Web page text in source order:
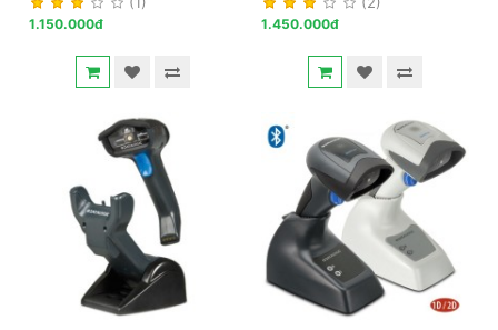
1.150.000đ 1.450.000đ